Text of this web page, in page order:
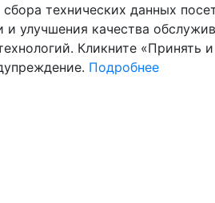
технических данных
улучшения качества
Кликните «Принять
Подробнее